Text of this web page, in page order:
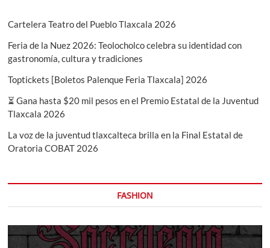
Cartelera Teatro del Pueblo Tlaxcala 2026
Feria de la Nuez 2026: Teolocholco celebra su identidad con
gastronomía, cultura y tradiciones
Toptickets [Boletos Palenque Feria Tlaxcala] 2026
⏳ Gana hasta $20 mil pesos en el Premio Estatal de la Juventud
Tlaxcala 2026
La voz de la juventud tlaxcalteca brilla en la Final Estatal de
Oratoria COBAT 2026
FASHION